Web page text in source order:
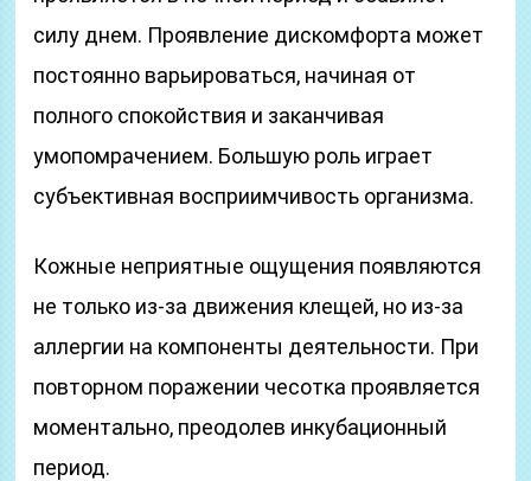
силу днем. Проявление дискомфорта может
постоянно варьироваться, начиная от
полного спокойствия и заканчивая
умопомрачением. Большую роль играет
субъективная восприимчивость организма.
Кожные неприятные ощущения появляются
не только из-за движения клещей, но из-за
аллергии на компоненты деятельности. При
повторном поражении чесотка проявляется
моментально, преодолев инкубационный
период.